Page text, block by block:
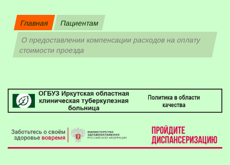
Главная
Пациентам
О предоставлении компенсации расходов на оплату
стоимости проезда